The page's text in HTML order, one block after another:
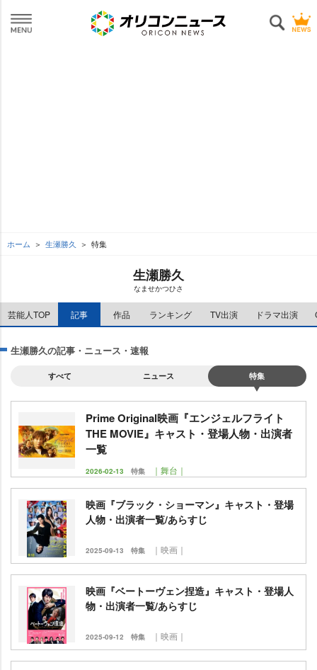
ホーム 生瀬勝久 特集
生瀬勝久
なませかつひさ
芸能人TOP 記事 作品 ランキング TV出演 ドラマ出演
生瀬勝久の記事・ニュース・速報
すべて ニュース 特集
Prime Original映画『エンジェルフライト
THE MOVIE』キャスト・登場人物・出演者
一覧
2026-02-13 特集 ｜舞台｜
映画『ブラック・ショーマン』キャスト・登場
人物・出演者一覧/あらすじ
2025-09-13 特集 ｜映画｜
映画『ベートーヴェン捏造』キャスト・登場人
物・出演者一覧/あらすじ
2025-09-12 特集 ｜映画｜